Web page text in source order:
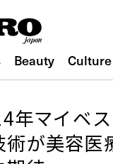
Beauty Culture
年マイベ
術が美容医